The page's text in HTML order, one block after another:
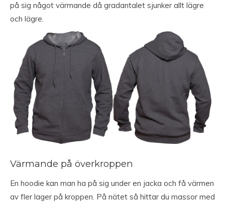
på sig något värmande då gradantalet sjunker allt lägre
och lägre.
Värmande på överkroppen
En hoodie kan man ha på sig under en jacka och få värmen
av fler lager på kroppen. På nätet så hittar du massor med